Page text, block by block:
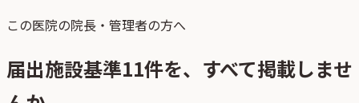
この医院の院長・管理者の方へ
届出施設基準11件を、すべて掲載しませ